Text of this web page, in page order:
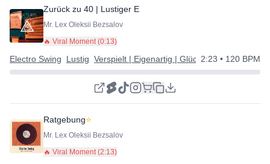
Zurück zu 40 | Lustiger Elektro-Swing
Mr. Lex Oleksii Bezsalov
🔥 Viral Moment (0:13)
Electro Swing Lustig Verspielt | Eigenartig | Glücklich
2:23 • 120 BPM
Ratgebung⭐
Mr. Lex Oleksii Bezsalov
🔥 Viral Moment (2:13)